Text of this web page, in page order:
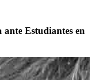
Estudiantes en